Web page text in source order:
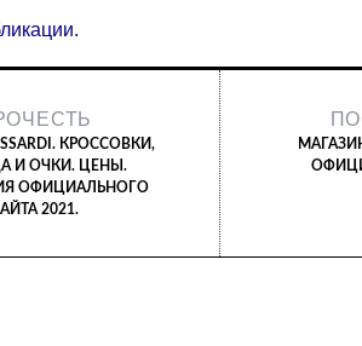
КРОССОВКИ,
И ОЧКИ. ЦЕНЫ.
ОФИЦИАЛЬНОГО
2021.